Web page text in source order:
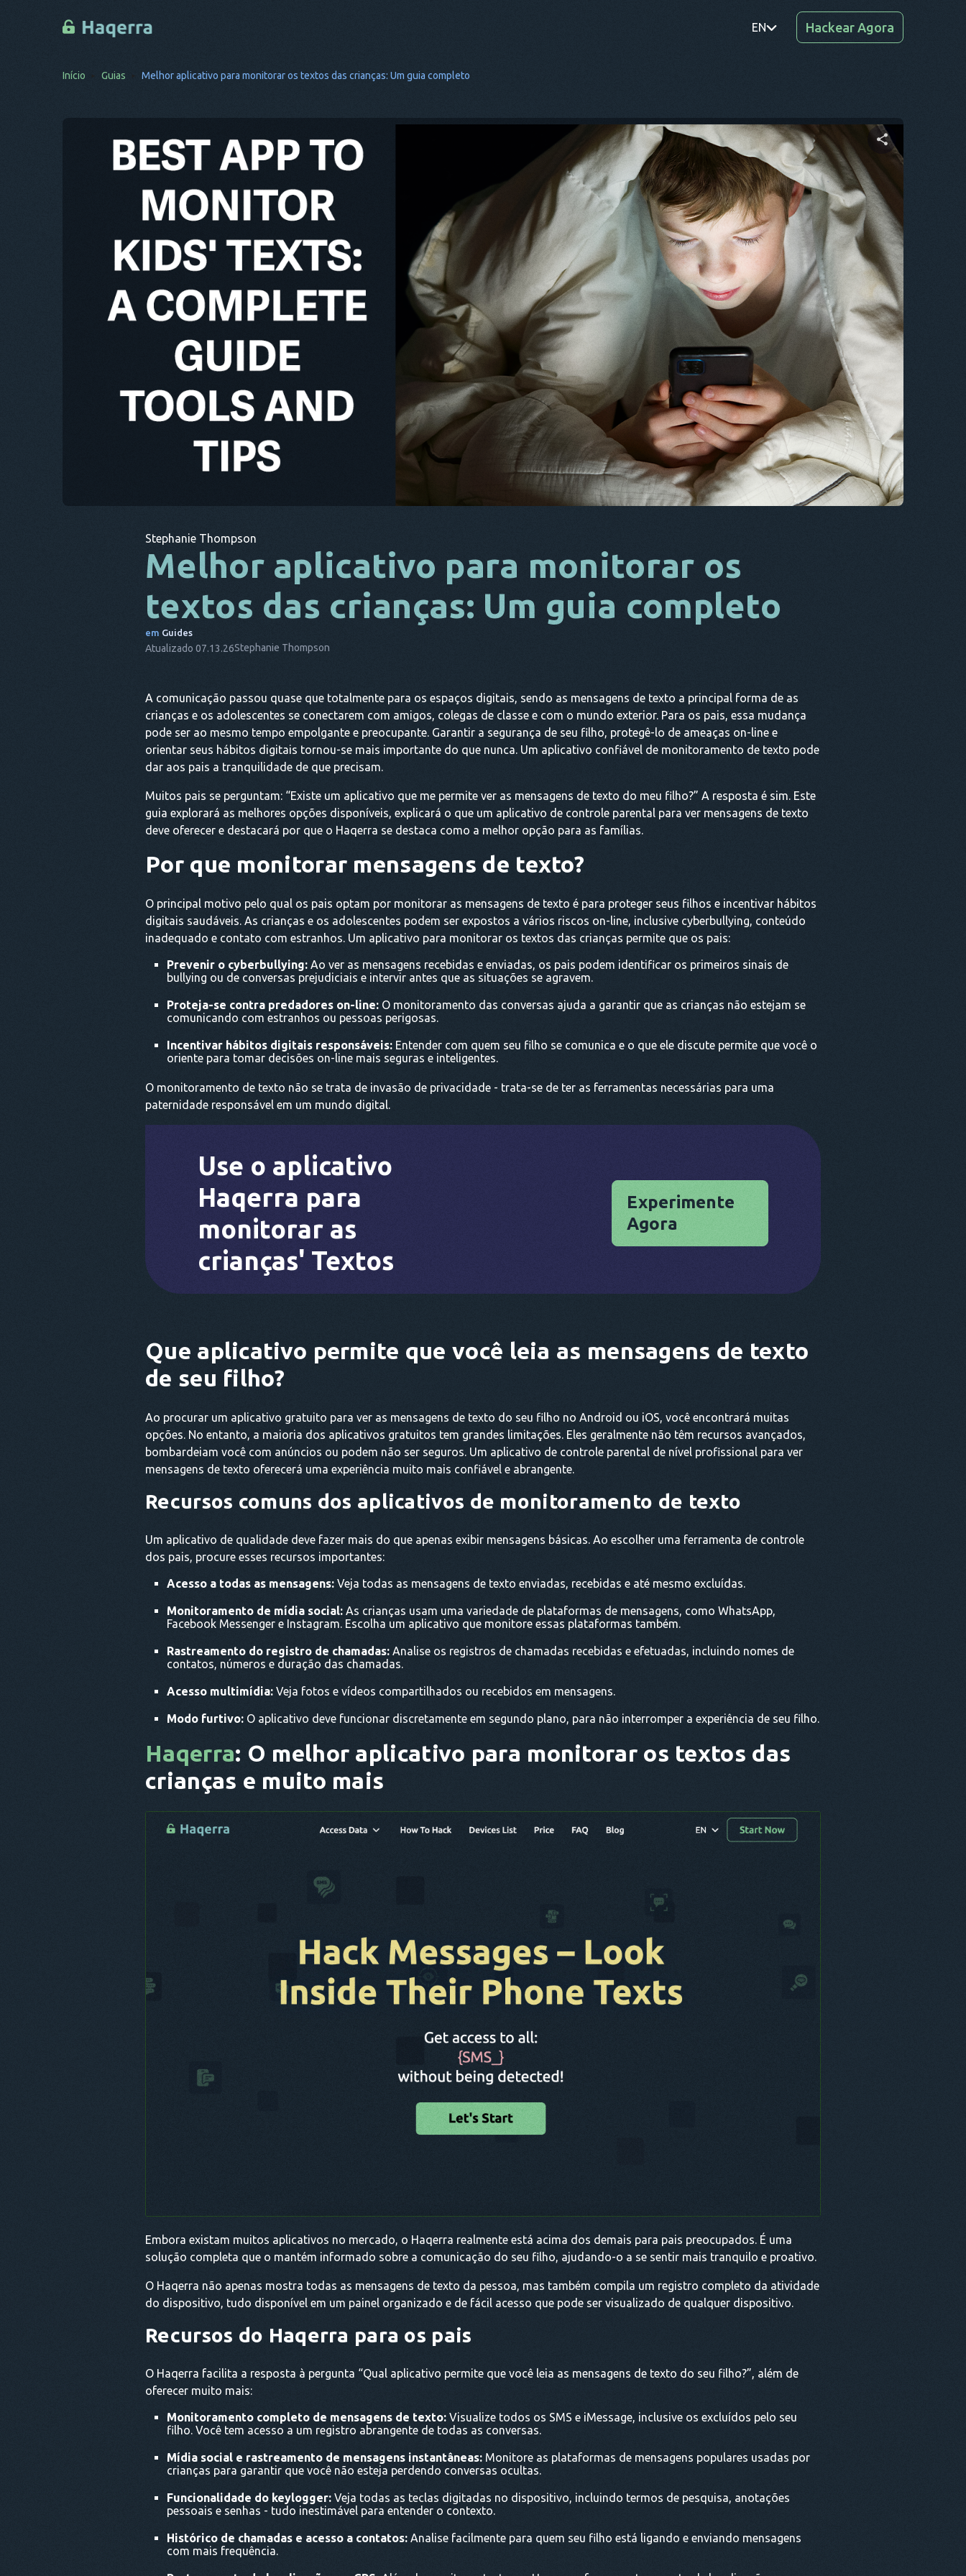
EN
RO
DE
SV
KO
AR
BG
CS
DA
ELE
FR
NL
ES
Hackear Agora
Início Guias Melhor aplicativo para monitorar os textos das crianças: Um guia completo
Compartilhe este artigo
Twitter Facebook Copiar link
Stephanie Thompson
Melhor aplicativo para monitorar os
textos das crianças: Um guia completo
em Guides
Atualizado 07.13.26Stephanie Thompson
A comunicação passou quase que totalmente para os espaços digitais, sendo as mensagens de texto a principal forma de as
crianças e os adolescentes se conectarem com amigos, colegas de classe e com o mundo exterior. Para os pais, essa mudança
pode ser ao mesmo tempo empolgante e preocupante. Garantir a segurança de seu filho, protegê-lo de ameaças on-line e
orientar seus hábitos digitais tornou-se mais importante do que nunca. Um aplicativo confiável de monitoramento de texto pode
dar aos pais a tranquilidade de que precisam.
Muitos pais se perguntam: “Existe um aplicativo que me permite ver as mensagens de texto do meu filho?” A resposta é sim. Este
guia explorará as melhores opções disponíveis, explicará o que um aplicativo de controle parental para ver mensagens de texto
deve oferecer e destacará por que o Haqerra se destaca como a melhor opção para as famílias.
Por que monitorar mensagens de texto?
O principal motivo pelo qual os pais optam por monitorar as mensagens de texto é para proteger seus filhos e incentivar hábitos
digitais saudáveis. As crianças e os adolescentes podem ser expostos a vários riscos on-line, inclusive cyberbullying, conteúdo
inadequado e contato com estranhos. Um aplicativo para monitorar os textos das crianças permite que os pais:
Prevenir o cyberbullying: Ao ver as mensagens recebidas e enviadas, os pais podem identificar os primeiros sinais de
bullying ou de conversas prejudiciais e intervir antes que as situações se agravem.
Proteja-se contra predadores on-line: O monitoramento das conversas ajuda a garantir que as crianças não estejam se
comunicando com estranhos ou pessoas perigosas.
Incentivar hábitos digitais responsáveis: Entender com quem seu filho se comunica e o que ele discute permite que você o
oriente para tomar decisões on-line mais seguras e inteligentes.
O monitoramento de texto não se trata de invasão de privacidade - trata-se de ter as ferramentas necessárias para uma
paternidade responsável em um mundo digital.
Use o aplicativo
Haqerra para
monitorar as
crianças' Textos
Experimente
Agora
Que aplicativo permite que você leia as mensagens de texto
de seu filho?
Ao procurar um aplicativo gratuito para ver as mensagens de texto do seu filho no Android ou iOS, você encontrará muitas
opções. No entanto, a maioria dos aplicativos gratuitos tem grandes limitações. Eles geralmente não têm recursos avançados,
bombardeiam você com anúncios ou podem não ser seguros. Um aplicativo de controle parental de nível profissional para ver
mensagens de texto oferecerá uma experiência muito mais confiável e abrangente.
Recursos comuns dos aplicativos de monitoramento de texto
Um aplicativo de qualidade deve fazer mais do que apenas exibir mensagens básicas. Ao escolher uma ferramenta de controle
dos pais, procure esses recursos importantes:
Acesso a todas as mensagens: Veja todas as mensagens de texto enviadas, recebidas e até mesmo excluídas.
Monitoramento de mídia social: As crianças usam uma variedade de plataformas de mensagens, como WhatsApp,
Facebook Messenger e Instagram. Escolha um aplicativo que monitore essas plataformas também.
Rastreamento do registro de chamadas: Analise os registros de chamadas recebidas e efetuadas, incluindo nomes de
contatos, números e duração das chamadas.
Acesso multimídia: Veja fotos e vídeos compartilhados ou recebidos em mensagens.
Modo furtivo: O aplicativo deve funcionar discretamente em segundo plano, para não interromper a experiência de seu filho.
Haqerra: O melhor aplicativo para monitorar os textos das
crianças e muito mais
Embora existam muitos aplicativos no mercado, o Haqerra realmente está acima dos demais para pais preocupados. É uma
solução completa que o mantém informado sobre a comunicação do seu filho, ajudando-o a se sentir mais tranquilo e proativo.
O Haqerra não apenas mostra todas as mensagens de texto da pessoa, mas também compila um registro completo da atividade
do dispositivo, tudo disponível em um painel organizado e de fácil acesso que pode ser visualizado de qualquer dispositivo.
Recursos do Haqerra para os pais
O Haqerra facilita a resposta à pergunta “Qual aplicativo permite que você leia as mensagens de texto do seu filho?”, além de
oferecer muito mais:
Monitoramento completo de mensagens de texto: Visualize todos os SMS e iMessage, inclusive os excluídos pelo seu
filho. Você tem acesso a um registro abrangente de todas as conversas.
Mídia social e rastreamento de mensagens instantâneas: Monitore as plataformas de mensagens populares usadas por
crianças para garantir que você não esteja perdendo conversas ocultas.
Funcionalidade do keylogger: Veja todas as teclas digitadas no dispositivo, incluindo termos de pesquisa, anotações
pessoais e senhas - tudo inestimável para entender o contexto.
Histórico de chamadas e acesso a contatos: Analise facilmente para quem seu filho está ligando e enviando mensagens
com mais frequência.